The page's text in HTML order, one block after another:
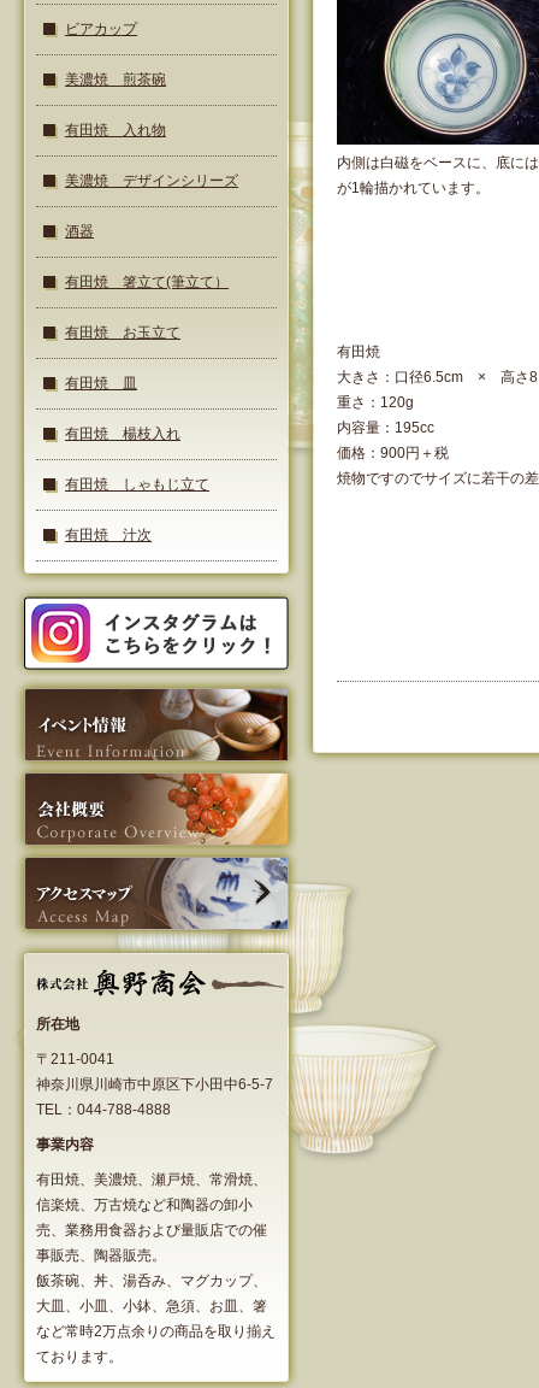
内側は白磁をベースに、底に
が1輪描かれています。
有田焼
大きさ：口径6.5cm × 高さ
重さ：120g
内容量：195cc
価格：900円＋税
焼物ですのでサイズに若干の
ビアカップ
美濃焼 煎茶碗
有田焼 入れ物
美濃焼 デザインシリーズ
酒器
有田焼 箸立て(筆立て）
有田焼 お玉立て
有田焼 皿
有田焼 楊枝入れ
有田焼 しゃもじ立て
有田焼 汁次
所在地
〒211-0041
神奈川県川崎市中原区下小田中6-5-7
TEL：044-788-4888
事業内容
有田焼、美濃焼、瀬戸焼、常滑焼、
信楽焼、万古焼など和陶器の卸小
売、業務用食器および量販店での催
事販売、陶器販売。
飯茶碗、丼、湯呑み、マグカップ、
大皿、小皿、小鉢、急須、お皿、箸
など常時2万点余りの商品を取り揃え
ております。